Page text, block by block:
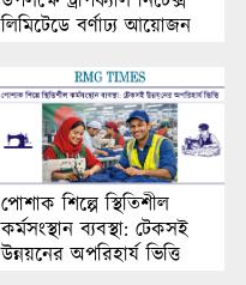
লিমিটেডে বর্ণাঢ্য আয়োজন
পোশাক শিল্পে স্থিতিশীল
কর্মসংস্থান ব্যবস্থা: টেকসই
উন্নয়নের অপরিহার্য ভিত্তি